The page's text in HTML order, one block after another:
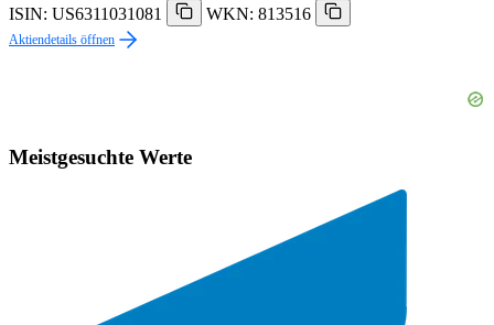
ISIN: US6311031081
WKN: 813516
Aktiendetails öffnen
Meistgesuchte Werte